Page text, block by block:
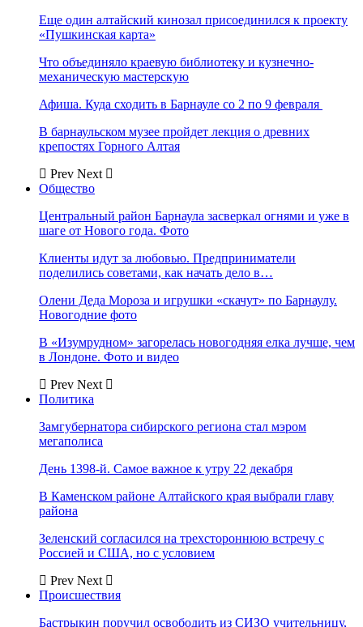
Еще один алтайский кинозал присоединился к проекту
«Пушкинская карта»
Что объединяло краевую библиотеку и кузнечно-
механическую мастерскую
Афиша. Куда сходить в Барнауле со 2 по 9 февраля
В барнаульском музее пройдет лекция о древних
крепостях Горного Алтая
Prev Next
Общество
Центральный район Барнаула засверкал огнями и уже в
шаге от Нового года. Фото
Клиенты идут за любовью. Предприниматели
поделились советами, как начать дело в…
Олени Деда Мороза и игрушки «скачут» по Барнаулу.
Новогодние фото
В «Изумрудном» загорелась новогодняя елка лучше, чем
в Лондоне. Фото и видео
Prev Next
Политика
Замгубернатора сибирского региона стал мэром
мегаполиса
День 1398-й. Самое важное к утру 22 декабря
В Каменском районе Алтайского края выбрали главу
района
Зеленский согласился на трехстороннюю встречу с
Россией и США, но с условием
Prev Next
Происшествия
Бастрыкин поручил освободить из СИЗО учительницу,